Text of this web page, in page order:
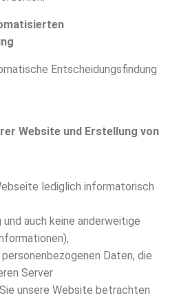
Entscheidungsfindung
Website und Erstellung von
lediglich informatorisch
auch keine anderweitige
Daten, die
Server
unsere Website betrachten